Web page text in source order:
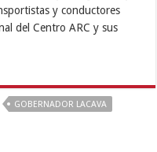
y conductores
del Centro ARC y sus
GOBERNADOR LACAVA